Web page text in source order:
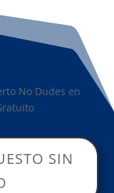
No Dudes en
SIN